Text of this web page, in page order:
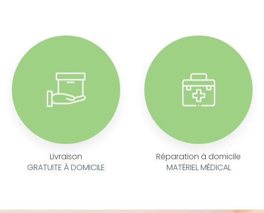
Livraison
GRATUITE À DOMICILE
Réparation à domicile
MATÉRIEL MÉDICAL